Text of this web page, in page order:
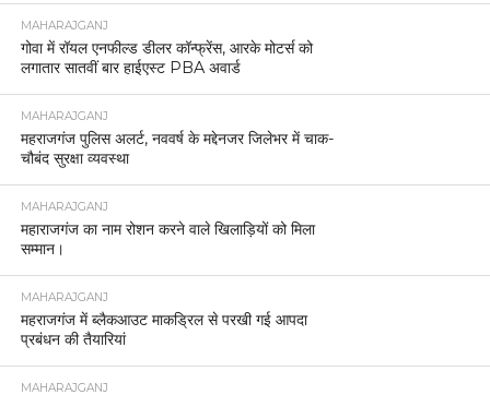
MAHARAJGANJ
गोवा में रॉयल एनफील्ड डीलर कॉन्फ्रेंस, आरके मोटर्स को
लगातार सातवीं बार हाईएस्ट PBA अवार्ड
MAHARAJGANJ
महराजगंज पुलिस अलर्ट, नववर्ष के मद्देनजर जिलेभर में चाक-
चौबंद सुरक्षा व्यवस्था
MAHARAJGANJ
महाराजगंज का नाम रोशन करने वाले खिलाड़ियों को मिला
सम्मान।
MAHARAJGANJ
महराजगंज में ब्लैकआउट माकड्रिल से परखी गई आपदा
प्रबंधन की तैयारियां
MAHARAJGANJ